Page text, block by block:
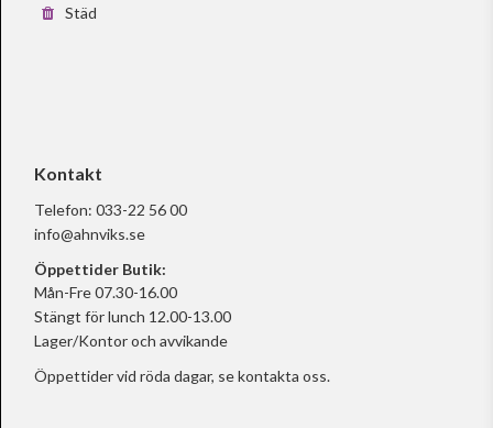
Städ
Kontakt
Telefon: 033-22 56 00
info@ahnviks.se
Öppettider Butik:
Mån-Fre 07.30-16.00
Stängt för lunch 12.00-13.00
Lager/Kontor och avvikande
Öppettider vid röda dagar, sekontakta oss.